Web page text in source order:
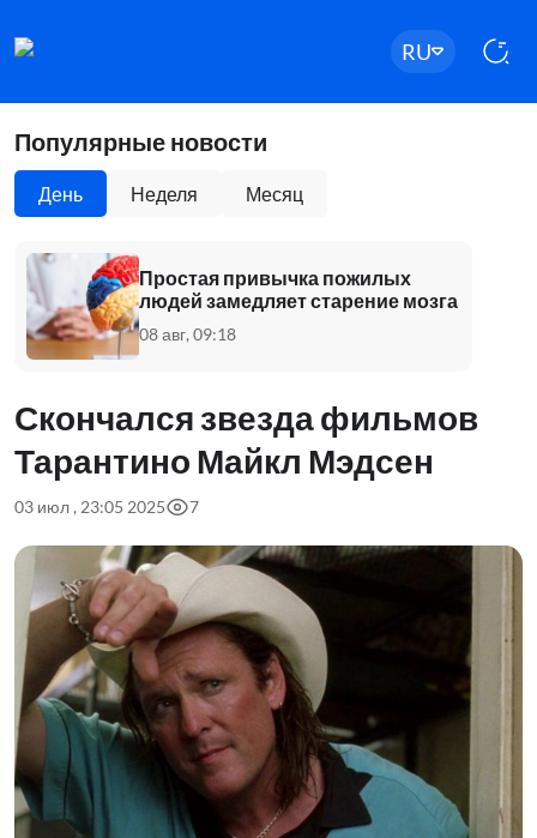
RU
Популярные новости
День Неделя Месяц
Простая привычка пожилых
людей замедляет старение мозга
08 авг, 09:18
Скончался звезда фильмов
Тарантино Майкл Мэдсен
03 июл , 23:05 2025 7